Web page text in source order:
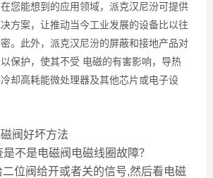
您能想到的应用领域，派克汉尼汾可提供
方案，让推动当今工业发展的设备比以往
。此外，派克汉尼汾的屏蔽和接地产品对
保护，使其不受 电磁的有害影响，导热
却高耗能微处理器及其他芯片或电子设
阀好坏方法
是电磁阀电磁线圈故障？
阀给开或者关的信号,然后看电磁